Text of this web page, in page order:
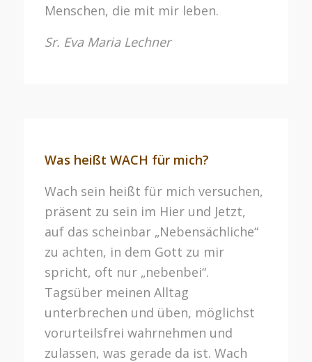
Menschen, die mit mir leben.
Sr. Eva Maria Lechner
Was heißt WACH für mich?
Wach sein heißt für mich versuchen,
präsent zu sein im Hier und Jetzt,
auf das scheinbar „Nebensächliche“
zu achten, in dem Gott zu mir
spricht, oft nur „nebenbei“.
Tagsüber meinen Alltag
unterbrechen und üben, möglichst
vorurteilsfrei wahrnehmen und
zulassen, was gerade da ist. Wach